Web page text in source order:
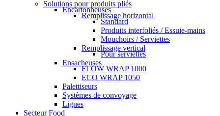
Solutions pour produits pliés
Encartonneuses
Remplissage horizontal
Standard
Produits interfoliés / Essuie-mains
Mouchoirs / Serviettes
Remplissage vertical
Pour serviettes
Ensacheuses
FLOW WRAP 1000
ECO WRAP 1050
Palettiseurs
Systèmes de convoyage
Lignes
Secteur Food